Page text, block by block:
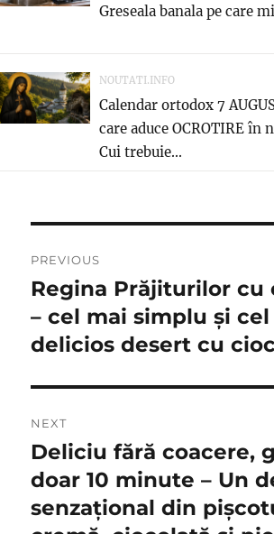
Greseala banala pe care
NOUTATI.INFO
Calendar ortodox 7
care aduce OCROTIRE în
Cui trebuie...
navigation
PREVIOUS
Previous
post:
Regina Prăjiturilor cu
– cel mai simplu și
delicios desert cu
NEXT
Next
post:
Deliciu fără coacere,
doar 10 minute – Un
senzațional din